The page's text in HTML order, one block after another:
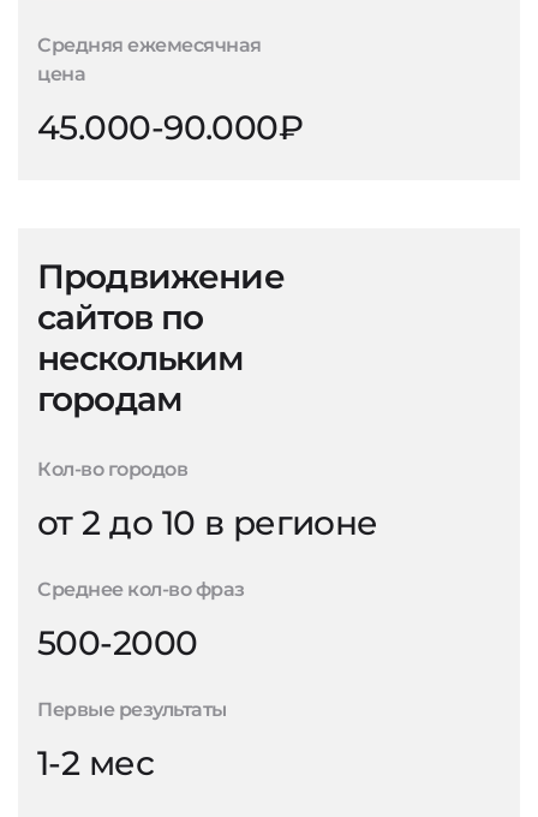
Средняя ежемесячная
цена
45.000-90.000₽
Продвижение
сайтов по
нескольким
городам
Кол-во городов
от 2 до 10 в регионе
Среднее кол-во фраз
500-2000
Первые результаты
1-2 мес